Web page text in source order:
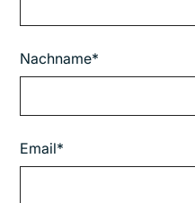
Nachname*
Email*